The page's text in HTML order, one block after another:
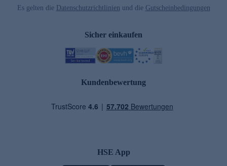
Es gelten die Datenschutzrichtlinien und die Gutscheinbedingungen
Sicher einkaufen
Kundenbewertung
HSE App